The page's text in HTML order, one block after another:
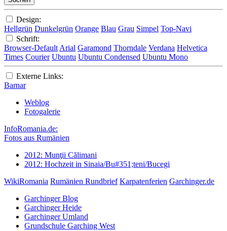
Design:
Hellgrün Dunkelgrün Orange Blau Grau Simpel Top-Navi
Schrift:
Browser-Default Arial Garamond Thorndale Verdana Helvetica
Times Courier Ubuntu Ubuntu Condensed Ubuntu Mono
Externe Links:
Barnar
Weblog
Fotogalerie
InfoRomania.de:
Fotos aus Rumänien
2012: Munţii Călimani
2012: Hochzeit in Sinaia/Bu#351;teni/Bucegi
WikiRomania Rumänien Rundbrief Karpatenferien Garchinger.de
Garchinger Blog
Garchinger Heide
Garchinger Umland
Grundschule Garching West